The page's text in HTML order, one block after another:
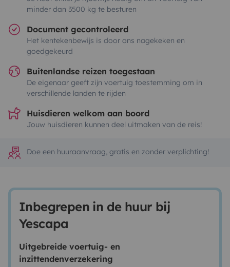
minder dan 3500 kg te besturen
Document gecontroleerd
Het kentekenbewijs is door ons nagekeken en
goedgekeurd
Buitenlandse reizen toegestaan
De eigenaar geeft zijn voertuig toestemming om in
verschillende landen te rijden
Huisdieren welkom aan boord
Jouw huisdieren kunnen deel uitmaken van de reis!
Doe een huuraanvraag, gratis en zonder verplichting!
Inbegrepen in de huur bij
Yescapa
Uitgebreide voertuig- en
inzittendenverzekering